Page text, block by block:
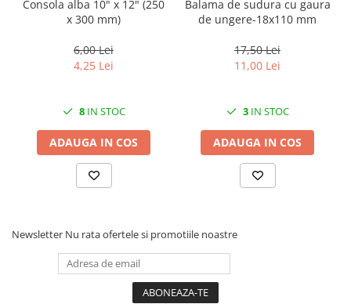
Solutii universale
Accesorii pentru gradina
Articole antidaunatori gradina
Aspersoare
Furtunuri gradinarit
Ghivece si suporturi
Hamace si leagane
Lampi solare
Consola alba 10" x 12" (250
x 300 mm)
6,00 Lei
4,25 Lei
8IN STOC
ADAUGA IN COS
Balama de sudura cu gaura
de ungere-18x110 mm
17,50 Lei
11,00 Lei
3IN STOC
ADAUGA IN COS
Newsletter Nu rata ofertele si promotiile noastre